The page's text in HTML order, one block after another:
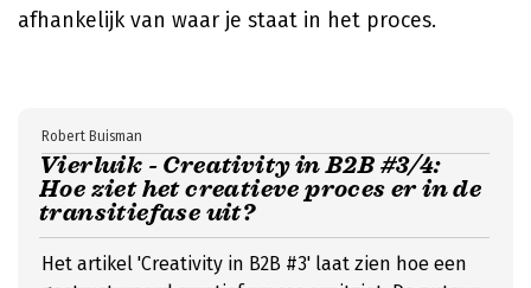
afhankelijk van waar je staat in het proces.
Vierluik - Creativity in B2B #3/4:
Hoe ziet het creatieve proces er in de
transitiefase uit?
Robert Buisman
Het artikel 'Creativity in B2B #3' laat zien hoe een